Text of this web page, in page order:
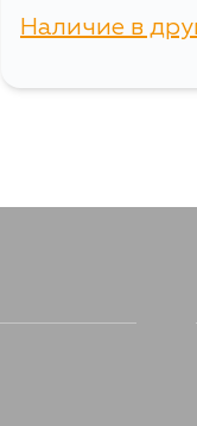
Наличие в